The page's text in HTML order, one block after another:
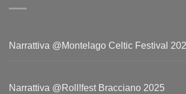
Narrattiva @Montelago Celtic Festival
Narrattiva @Roll!fest Bracciano 2025